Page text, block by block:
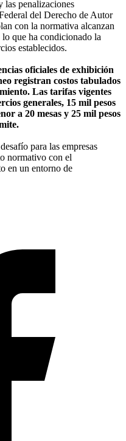
las penalizaciones
del Derecho de Autor
con la normativa alcanzan
que ha condicionado la
establecidos.
oficiales de exhibición
registran costos tabulados
Las tarifas vigentes
generales, 15 mil pesos
a 20 mesas y 25 mil pesos
para las empresas
normativo con el
en un entorno de